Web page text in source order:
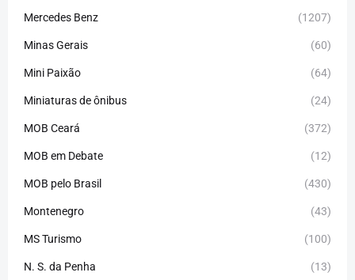
Mercedes Benz (1207)
Minas Gerais (60)
Mini Paixão (64)
Miniaturas de ônibus (24)
MOB Ceará (372)
MOB em Debate (12)
MOB pelo Brasil (430)
Montenegro (43)
MS Turismo (100)
N. S. da Penha (13)